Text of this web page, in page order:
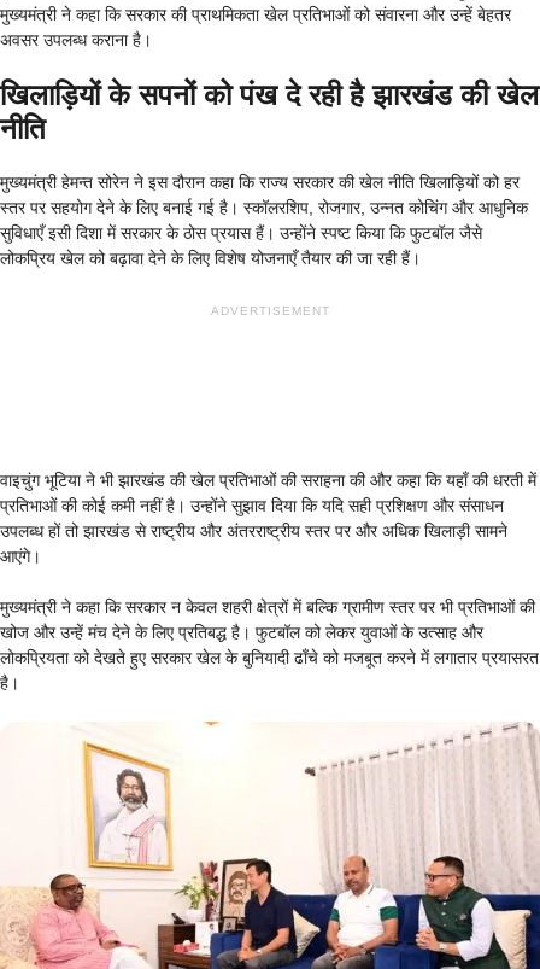
मुख्यमंत्री ने कहा कि सरकार की प्राथमिकता खेल प्रतिभाओं को संवारना और उन्हें बेहतर
अवसर उपलब्ध कराना है।
खिलाड़ियों के सपनों को पंख दे रही है झारखंड की खेल
नीति
मुख्यमंत्री हेमन्त सोरेन ने इस दौरान कहा कि राज्य सरकार की खेल नीति खिलाड़ियों को हर
स्तर पर सहयोग देने के लिए बनाई गई है। स्कॉलरशिप, रोजगार, उन्नत कोचिंग और आधुनिक
सुविधाएँ इसी दिशा में सरकार के ठोस प्रयास हैं। उन्होंने स्पष्ट किया कि फुटबॉल जैसे
लोकप्रिय खेल को बढ़ावा देने के लिए विशेष योजनाएँ तैयार की जा रही हैं।
ADVERTISEMENT
वाइचुंग भूटिया ने भी झारखंड की खेल प्रतिभाओं की सराहना की और कहा कि यहाँ की धरती में
प्रतिभाओं की कोई कमी नहीं है। उन्होंने सुझाव दिया कि यदि सही प्रशिक्षण और संसाधन
उपलब्ध हों तो झारखंड से राष्ट्रीय और अंतरराष्ट्रीय स्तर पर और अधिक खिलाड़ी सामने
आएंगे।
मुख्यमंत्री ने कहा कि सरकार न केवल शहरी क्षेत्रों में बल्कि ग्रामीण स्तर पर भी प्रतिभाओं की
खोज और उन्हें मंच देने के लिए प्रतिबद्ध है। फुटबॉल को लेकर युवाओं के उत्साह और
लोकप्रियता को देखते हुए सरकार खेल के बुनियादी ढाँचे को मजबूत करने में लगातार प्रयासरत
है।